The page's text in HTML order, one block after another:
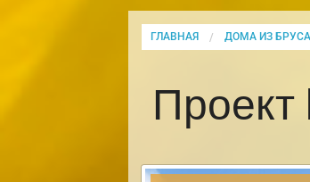
ГЛАВНАЯ ДОМА ИЗ БРУСА